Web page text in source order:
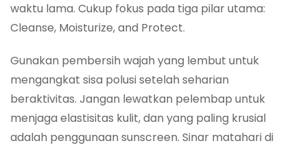
waktu lama. Cukup fokus pada tiga pilar utama:
Cleanse, Moisturize, and Protect.
Gunakan pembersih wajah yang lembut untuk
mengangkat sisa polusi setelah seharian
beraktivitas. Jangan lewatkan pelembap untuk
menjaga elastisitas kulit, dan yang paling krusial
adalah penggunaan sunscreen. Sinar matahari di